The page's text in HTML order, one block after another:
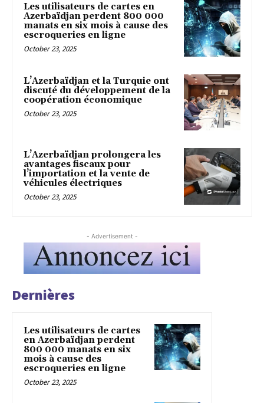
Les utilisateurs de cartes en
Azerbaïdjan perdent 800 000
manats en six mois à cause des
escroqueries en ligne
October 23, 2025
L’Azerbaïdjan et la Turquie ont
discuté du développement de la
coopération économique
October 23, 2025
L’Azerbaïdjan prolongera les
avantages fiscaux pour
l’importation et la vente de
véhicules électriques
October 23, 2025
- Advertisement -
Dernières
Les utilisateurs de cartes
en Azerbaïdjan perdent
800 000 manats en six
mois à cause des
escroqueries en ligne
October 23, 2025